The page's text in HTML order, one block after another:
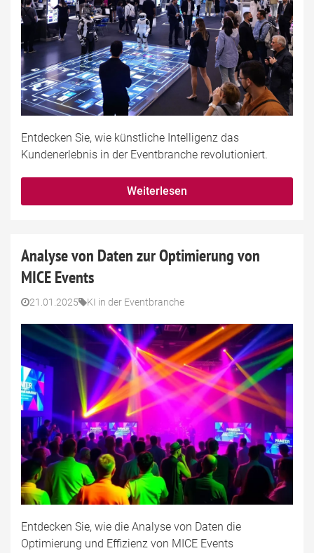
Entdecken Sie, wie künstliche Intelligenz das
Kundenerlebnis in der Eventbranche revolutioniert.
Weiterlesen
Analyse von Daten zur Optimierung von
MICE Events
21.01.2025 KI in der Eventbranche
Entdecken Sie, wie die Analyse von Daten die
Optimierung und Effizienz von MICE Events